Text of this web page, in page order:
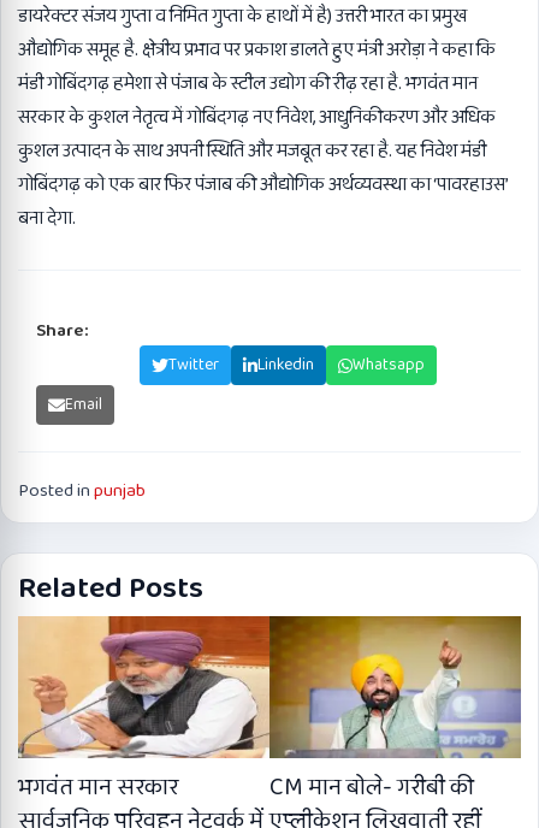
डायरेक्टर संजय गुप्ता व निमित गुप्ता के हाथों में है) उत्तरी भारत का प्रमुख
औद्योगिक समूह है. क्षेत्रीय प्रभाव पर प्रकाश डालते हुए मंत्री अरोड़ा ने कहा कि
मंडी गोबिंदगढ़ हमेशा से पंजाब के स्टील उद्योग की रीढ़ रहा है. भगवंत मान
सरकार के कुशल नेतृत्व में गोबिंदगढ़ नए निवेश, आधुनिकीकरण और अधिक
कुशल उत्पादन के साथ अपनी स्थिति और मजबूत कर रहा है. यह निवेश मंडी
गोबिंदगढ़ को एक बार फिर पंजाब की औद्योगिक अर्थव्यवस्था का ‘पावरहाउस’
बना देगा.
Share:
Twitter Linkedin
Whatsapp
Email
Posted inpunjab
Related Posts
भगवंत मान सरकार
CM मान बोले- गरीबी की